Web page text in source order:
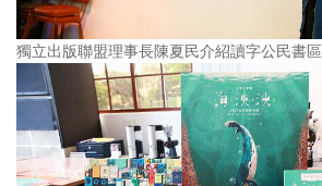
獨立出版聯盟理事長陳夏民介紹讀字公民書區